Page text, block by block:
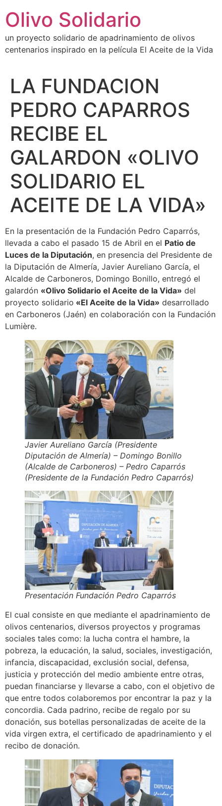
contenido
Olivo Solidario
un proyecto solidario de apadrinamiento de olivos
centenarios inspirado en la película El Aceite de la Vida
LA FUNDACION
PEDRO CAPARROS
RECIBE EL
GALARDON «OLIVO
SOLIDARIO EL
ACEITE DE LA VIDA»
En la presentación de la Fundación Pedro Caparrós,
llevada a cabo el pasado 15 de Abril en el Patio de
Luces de la Diputación, en presencia del Presidente de
la Diputación de Almería, Javier Aureliano García, el
Alcalde de Carboneros, Domingo Bonillo, entregó el
galardón «Olivo Solidario el Aceite de la Vida» del
proyecto solidario «El Aceite de la Vida» desarrollado
en Carboneros (Jaén) en colaboración con la Fundación
Lumière.
Javier Aureliano García (Presidente
Diputación de Almería) – Domingo Bonillo
(Alcalde de Carboneros) – Pedro Caparrós
(Presidente de la Fundación Pedro Caparrós)
Presentación Fundación Pedro Caparrós
El cual consiste en que mediante el apadrinamiento de
olivos centenarios, diversos proyectos y programas
sociales tales como: la lucha contra el hambre, la
pobreza, la educación, la salud, sociales, investigación,
infancia, discapacidad, exclusión social, defensa,
justicia y protección del medio ambiente entre otras,
puedan financiarse y llevarse a cabo, con el objetivo de
que entre todos colaboremos por encontrar la paz y la
concordia. Cada padrino, recibe de regalo por su
donación, sus botellas personalizadas de aceite de la
vida virgen extra, el certificado de apadrinamiento y el
recibo de donación.